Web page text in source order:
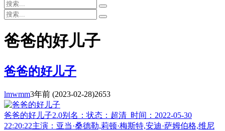
爸爸的好儿子
爸爸的好儿子
lmwmm3年前 (2023-02-28)2653
爸爸的好儿子2.0别名：状态：超清 时间：2022-05-30
22:20:22主演：亚当·桑德勒,莉顿·梅斯特,安迪·萨姆伯格,维尼